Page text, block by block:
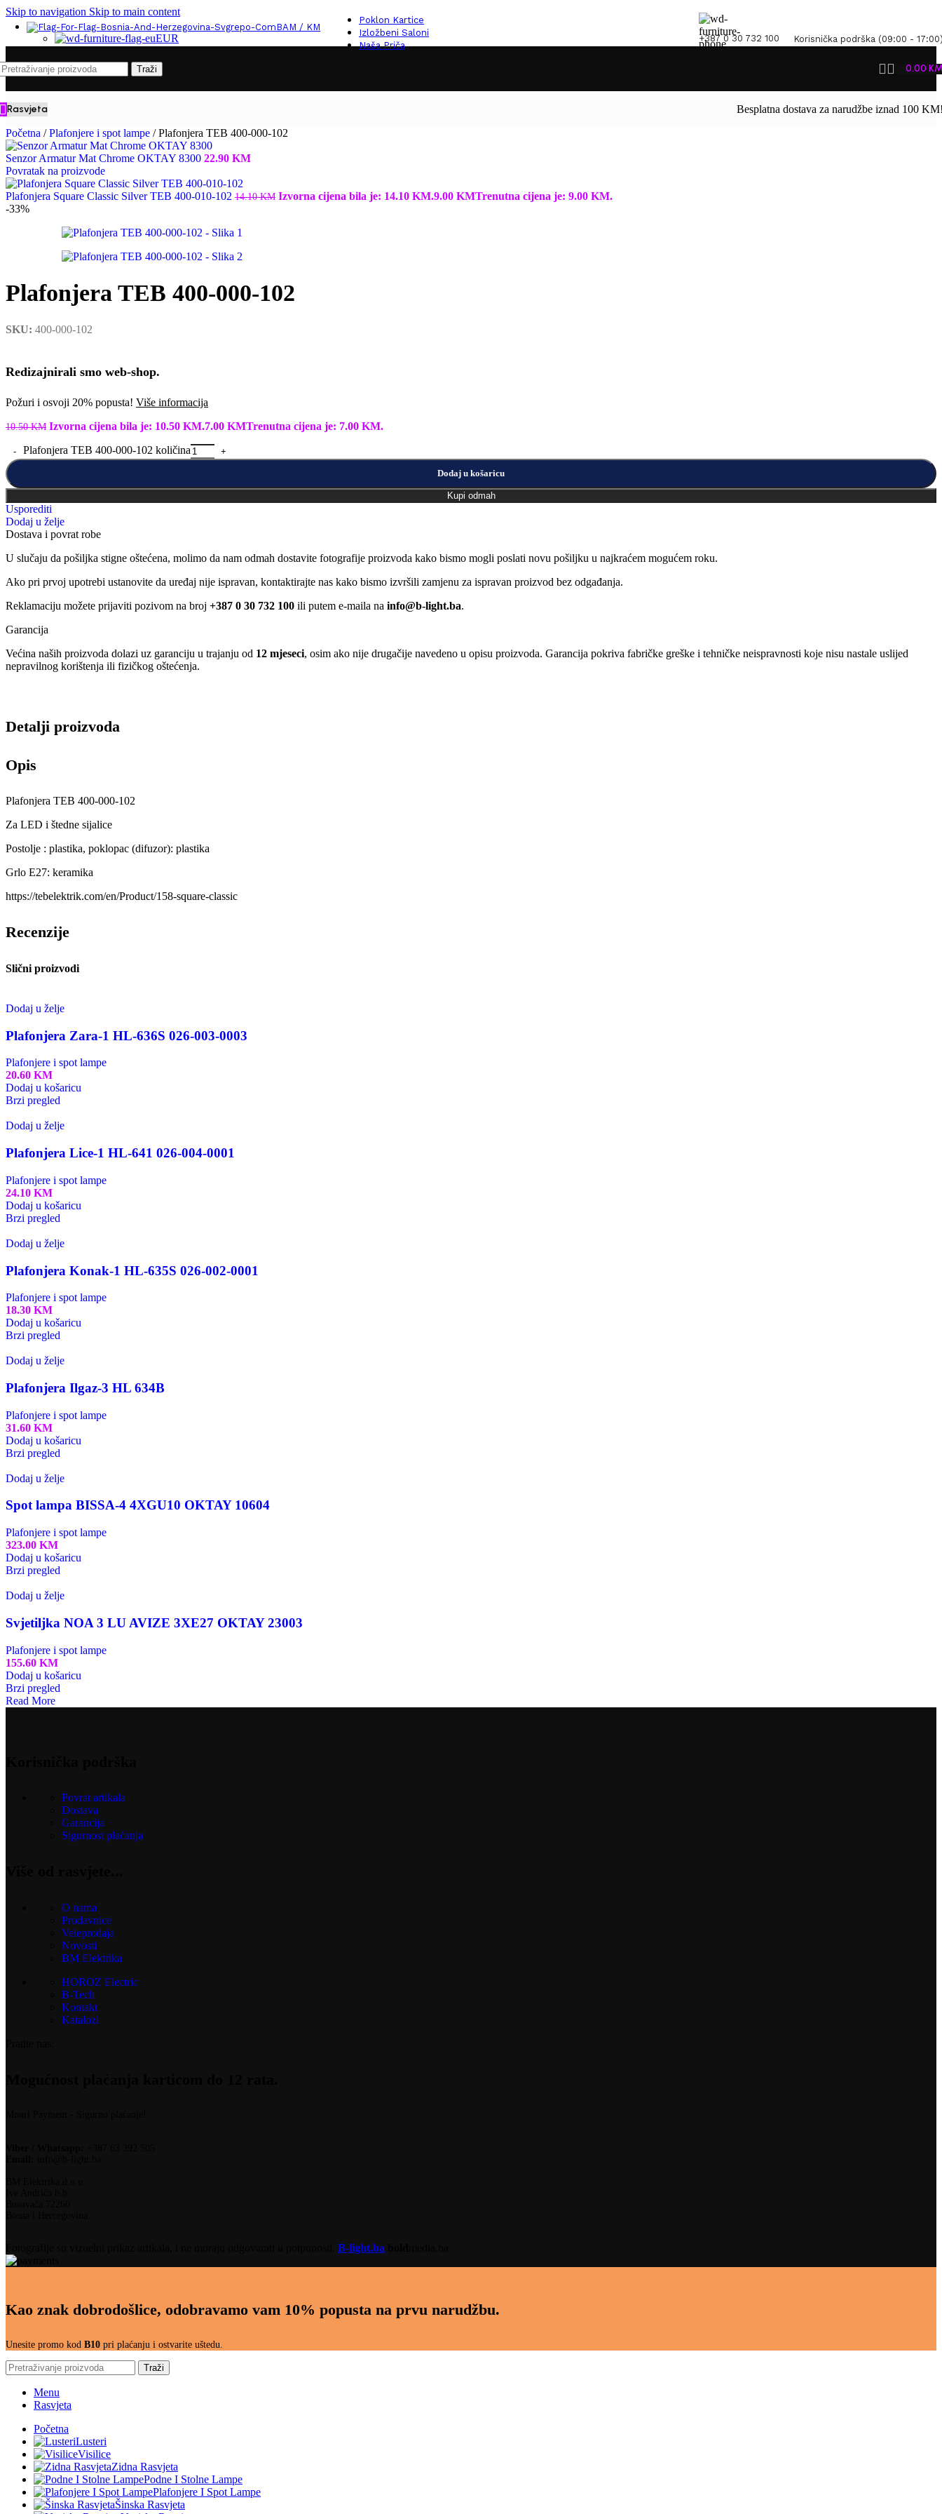
Skip to navigation Skip to main content
BAM / KM
EUR
Poklon Kartice
Izložbeni Saloni
Naša Priča
+387 0 30 732 100 Korisnička podrška (09:00 -
Traži 0.00
Rasvjeta Besplatna dostava za narudžbe iznad 100
Početna / Plafonjere i spot lampe / Plafonjera TEB 400-000-102
Senzor Armatur Mat Chrome OKTAY 8300 22.90 KM
Povratak na proizvode
Plafonjera Square Classic Silver TEB 400-010-102 14.10KM Izvorna cijena bila je: 14.10 KM.9.00 KMTrenutna cijena je: 9.00 KM.
-33%
Plafonjera TEB 400-000-102
SKU: 400-000-102
Redizajnirali smo web-shop.
Požuri i osvoji 20% popusta! Više informacija
10.50KM Izvorna cijena bila je: 10.50 KM.7.00 KMTrenutna cijena je: 7.00 KM.
Plafonjera TEB 400-000-102 količina
Dodaj u košaricu
Kupi odmah
Usporediti
Dodaj u želje
Dostava i povrat robe
U slučaju da pošiljka stigne oštećena, molimo da nam odmah dostavite fotografije proizvoda kako bismo mogli poslati novu pošiljku u najkraćem mogućem roku.
Ako pri prvoj upotrebi ustanovite da uređaj nije ispravan, kontaktirajte nas kako bismo izvršili zamjenu za ispravan proizvod bez odgađanja.
Reklamaciju možete prijaviti pozivom na broj +387 0 30 732 100 ili putem e-maila na info@b-light.ba.
Garancija
Većina naših proizvoda dolazi uz garanciju u trajanju od 12 mjeseci, osim ako nije drugačije navedeno u opisu proizvoda. Garancija pokriva fabričke greške i tehničke neispravnosti koje nisu nastale uslijed
nepravilnog korištenja ili fizičkog oštećenja.
Detalji proizvoda
Opis
Plafonjera TEB 400-000-102
Za LED i štedne sijalice
Postolje : plastika, poklopac (difuzor): plastika
Grlo E27: keramika
https://tebelektrik.com/en/Product/158-square-classic
Recenzije
Slični proizvodi
Dodaj u želje
Plafonjera Zara-1 HL-636S 026-003-0003
Plafonjere i spot lampe
20.60 KM
Dodaj u košaricu
Brzi pregled
Dodaj u želje
Plafonjera Lice-1 HL-641 026-004-0001
Plafonjere i spot lampe
24.10 KM
Dodaj u košaricu
Brzi pregled
Dodaj u želje
Plafonjera Konak-1 HL-635S 026-002-0001
Plafonjere i spot lampe
18.30 KM
Dodaj u košaricu
Brzi pregled
Dodaj u želje
Plafonjera Ilgaz-3 HL 634B
Plafonjere i spot lampe
31.60 KM
Dodaj u košaricu
Brzi pregled
Dodaj u želje
Spot lampa BISSA-4 4XGU10 OKTAY 10604
Plafonjere i spot lampe
323.00 KM
Dodaj u košaricu
Brzi pregled
Dodaj u želje
Svjetiljka NOA 3 LU AVIZE 3XE27 OKTAY 23003
Plafonjere i spot lampe
155.60 KM
Dodaj u košaricu
Brzi pregled
Read More
Povrat artikala
Dostava
Garancija
Sigurnost plaćanja
O nama
Prodavnice
Veleprodaja
Novosti
BM Elektrika
HOROZ Electric
B-Tech
Kontakt
Katalozi
B-light.ba
Kao znak dobrodošlice, odobravamo vam 10% popusta na prvu narudžbu.
Unesite promo kod B10 pri plaćanju i ostvarite uštedu.
Traži
Menu
Rasvjeta
Početna
Lusteri
Visilice
Zidna Rasvjeta
Podne I Stolne Lampe
Plafonjere I Spot Lampe
Šinska Rasvjeta